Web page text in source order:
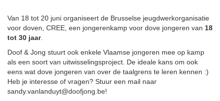
Van 18 tot 20 juni organiseert de Brusselse jeugdwerkorganisatie
voor doven, CREE, een jongerenkamp voor dove jongeren van 18
tot 30 jaar.
Doof & Jong stuurt ook enkele Vlaamse jongeren mee op kamp
als een soort van uitwisselingsproject. De ideale kans om ook
eens wat dove jongeren van over de taalgrens te leren kennen :)
Heb je interesse of vragen? Stuur een mail naar
sandy.vanlanduyt@doofjong.be!